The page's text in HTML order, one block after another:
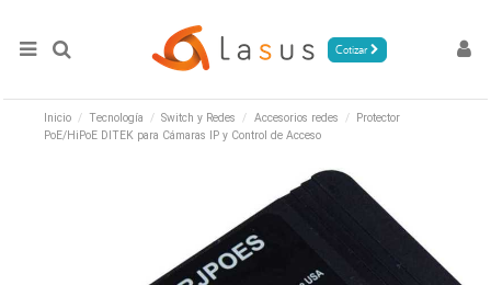
Cotizar
Inicio Tecnología Switch y Redes Accesorios redes
Protector
PoE/HiPoE DITEK para Cámaras IP y Control de Acceso